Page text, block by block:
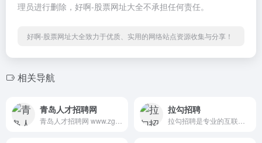
理员进行删除，好啊-股票网址大全不承担任何责任。
好啊-股票网址大全致力于优质、实用的网络站点资源收集与分享！
相关导航
青岛人才招聘网 拉勾招聘